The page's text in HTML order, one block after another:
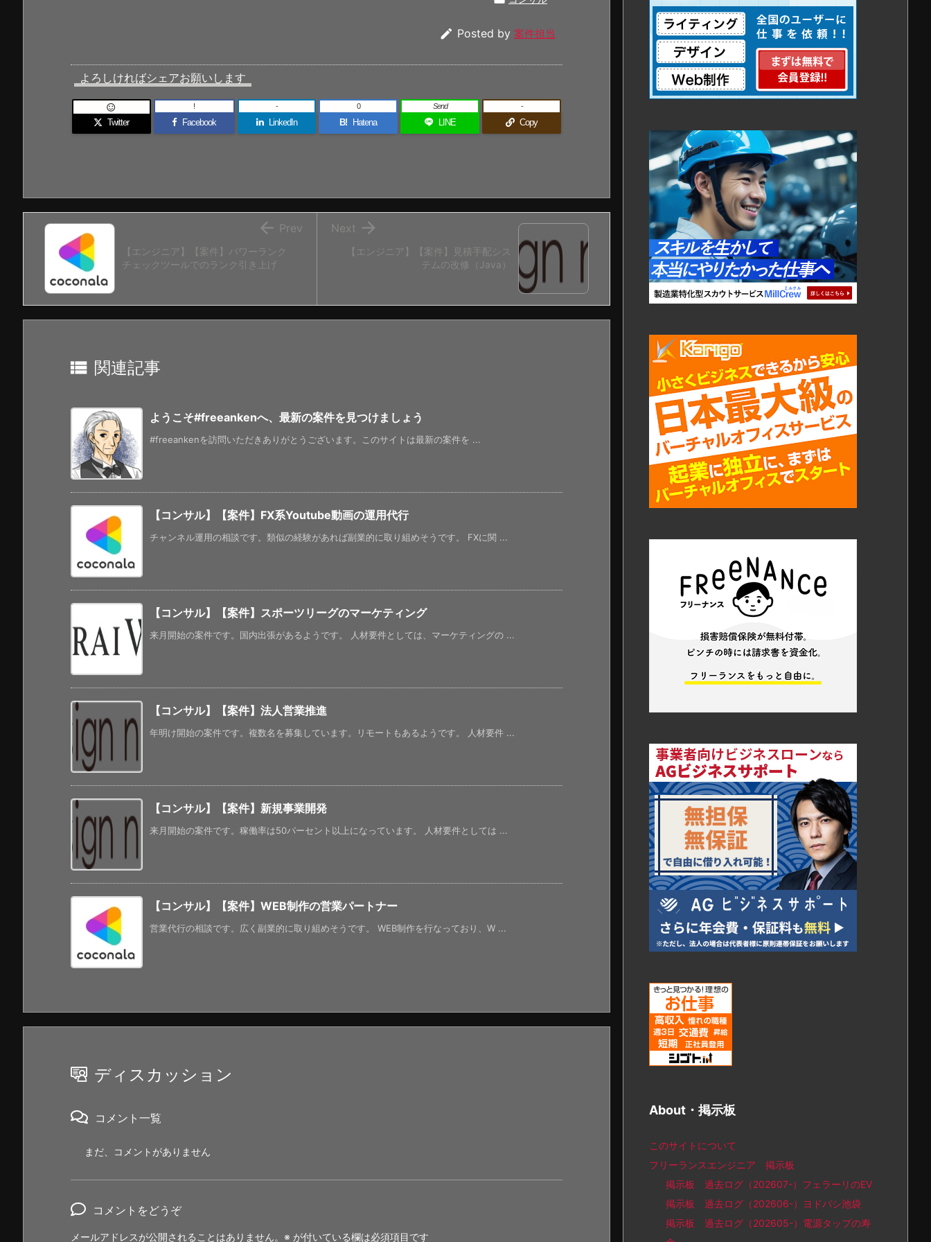
 Posted by 案件担当
よろしければシェアお願いします
Twitter

Facebook
!
LinkedIn
-
B! Hatena
0
LINE
Send
Copy
-
【エンジニア】【案件】見積手配シス
テムの改修（Java）

Next
【エンジニア】【案件】パワーランク
チェックツールでのランク引き上げ
 Prev
 関連記事
ようこそ#freeankenへ、最新の案件を見つけましょう
#freeankenを訪問いただきありがとうございます。このサイトは最新の案件を ...
【コンサル】【案件】FX系Youtube動画の運用代行
チャンネル運用の相談です。類似の経験があれば副業的に取り組めそうです。 FXに関 ...
【コンサル】【案件】スポーツリーグのマーケティング
来月開始の案件です。国内出張があるようです。 人材要件としては、マーケティングの ...
【コンサル】【案件】法人営業推進
年明け開始の案件です。複数名を募集しています。リモートもあるようです。 人材要件 ...
【コンサル】【案件】新規事業開発
来月開始の案件です。稼働率は50パーセント以上になっています。 人材要件としては ...
【コンサル】【案件】WEB制作の営業パートナー
営業代行の相談です。広く副業的に取り組めそうです。 WEB制作を行なっており、W ...
ディスカッション
コメント一覧
まだ、コメントがありません
コメントをどうぞ
メールアドレスが公開されることはありません。 ※ が付いている欄は必須項目です
About・掲示板
このサイトについて
フリーランスエンジニア 掲示板
掲示板 過去ログ（202607-）フェラーリのEV
掲示板 過去ログ（202606-）ヨドバシ池袋
掲示板 過去ログ（202605-）電源タップの寿